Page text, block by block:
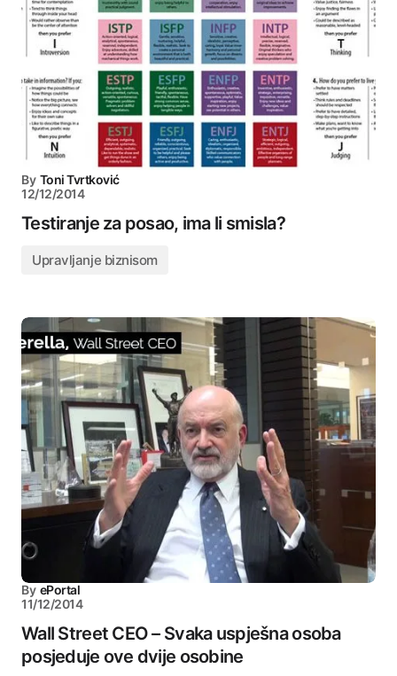
By Toni Tvrtković
12/12/2014
Testiranje za posao, ima li smisla?
Upravljanje biznisom
By ePortal
11/12/2014
Wall Street CEO – Svaka uspješna osoba
posjeduje ove dvije osobine